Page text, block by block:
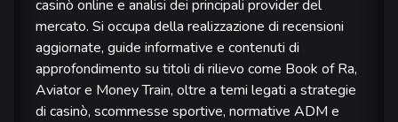
casinò online e analisi dei principali provider del
mercato. Si occupa della realizzazione di recensioni
aggiornate, guide informative e contenuti di
approfondimento su titoli di rilievo come Book of Ra,
Aviator e Money Train, oltre a temi legati a strategie
di casinò, scommesse sportive, normative ADM e